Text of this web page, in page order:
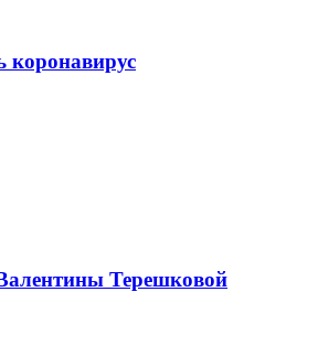
коронавирус
Терешковой